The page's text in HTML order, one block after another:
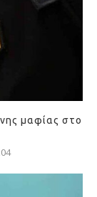
μαφίας στο